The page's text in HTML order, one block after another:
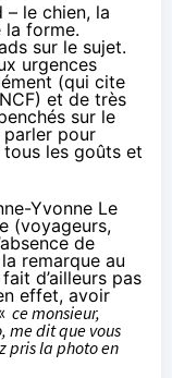
le chien, la
la forme.
sur le sujet.
urgences
(qui cite
et de très
sur le
pour
les goûts et
Yvonne Le
(voyageurs,
de
remarque au
d’ailleurs pas
effet, avoir
ce monsieur,
dit que vous
pris la photo en